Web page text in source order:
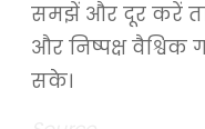
समझें और दूर करें
और निष्पक्ष वैश्विक
सके।